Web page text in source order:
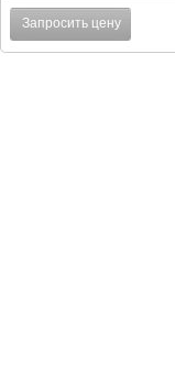
Запросить цену